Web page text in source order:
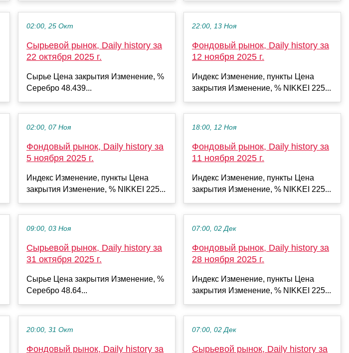
02:00, 25 Окт
Сырьевой рынок, Daily history за
22 октября 2025 г.
Сырье Цена закрытия Изменение, %
Серебро 48.439...
02:00, 07 Ноя
Фондовый рынок, Daily history за
5 ноября 2025 г.
Индекс Изменение, пункты Цена
закрытия Изменение, % NIKKEI 225...
09:00, 03 Ноя
Сырьевой рынок, Daily history за
31 октября 2025 г.
Сырье Цена закрытия Изменение, %
Серебро 48.64...
20:00, 31 Окт
Фондовый рынок, Daily history за
22:00, 13 Ноя
Фондовый рынок, Daily history за
12 ноября 2025 г.
Индекс Изменение, пункты Цена
закрытия Изменение, % NIKKEI 225...
18:00, 12 Ноя
Фондовый рынок, Daily history за
11 ноября 2025 г.
Индекс Изменение, пункты Цена
закрытия Изменение, % NIKKEI 225...
07:00, 02 Дек
Фондовый рынок, Daily history за
28 ноября 2025 г.
Индекс Изменение, пункты Цена
закрытия Изменение, % NIKKEI 225...
07:00, 02 Дек
Сырьевой рынок, Daily history за